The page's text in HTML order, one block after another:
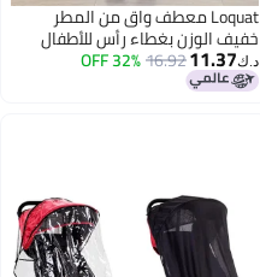
Loquat معطف واق من المطر
خفيف الوزن بغطاء رأس للأطفال
بشريط عاكس من قطعة واحدة
باللون الأزرق
د.ك‏11.37
16.92
32% OFF